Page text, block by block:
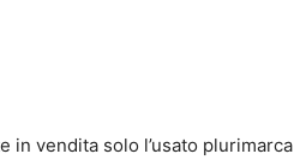
in vendita solo l’usato plurimarca